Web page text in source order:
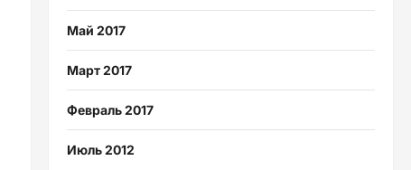
Май 2017
Март 2017
Февраль 2017
Июль 2012